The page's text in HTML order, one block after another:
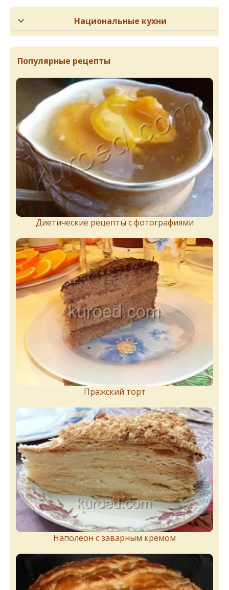
Национальные кухни
Популярные рецепты
Диетические рецепты с фотографиями
Пражский торт
Наполеон с заварным кремом